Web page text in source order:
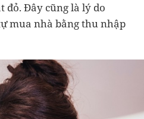
đỏ. Đây cũng là lý do
mua nhà bằng thu nhập